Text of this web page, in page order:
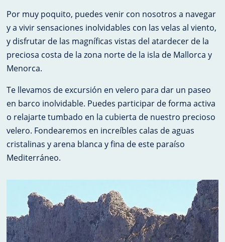
Por muy poquito, puedes venir con nosotros a navegar
y a vivir sensaciones inolvidables con las velas al viento,
y disfrutar de las magníficas vistas del atardecer de la
preciosa costa de la zona norte de la isla de Mallorca y
Menorca.
Te llevamos de excursión en velero para dar un paseo
en barco inolvidable. Puedes participar de forma activa
o relajarte tumbado en la cubierta de nuestro precioso
velero. Fondearemos en increíbles calas de aguas
cristalinas y arena blanca y fina de este paraíso
Mediterráneo.